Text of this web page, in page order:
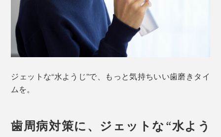
ジェットな“水ようじ”で、もっと気持ちいい歯磨きタイ
ムを。
歯周病対策に、ジェットな“水よう